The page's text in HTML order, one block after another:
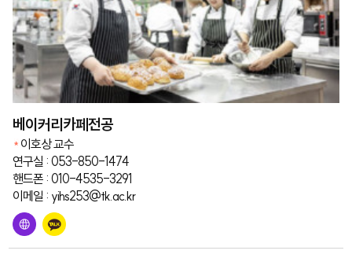
베이커리카페전공
이호상 교수
연구실 : 053-850-1474
핸드폰 : 010-4535-3291
이메일 : yihs253@tk.ac.kr